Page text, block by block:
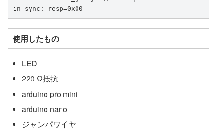
in sync: resp=0x00
使用したもの
LED
220 Ω抵抗
arduino pro mini
arduino nano
ジャンパワイヤ